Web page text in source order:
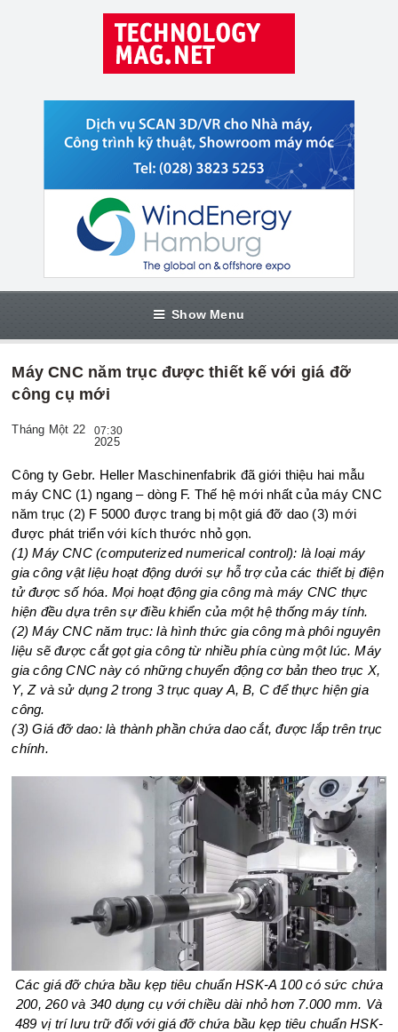
Show Menu
Máy CNC năm trục được thiết kế với giá đỡ
công cụ mới
Tháng Một 22 07:30
2025
Công ty Gebr. Heller Maschinenfabrik đã giới thiệu hai mẫu
máy CNC (1) ngang – dòng F. Thế hệ mới nhất của máy CNC
năm trục (2) F 5000 được trang bị một giá đỡ dao (3) mới
được phát triển với kích thước nhỏ gọn.
(1) Máy CNC (computerized numerical control): là loại máy
gia công vật liệu hoạt động dưới sự hỗ trợ của các thiết bị điện
tử được số hóa. Mọi hoạt động gia công mà máy CNC thực
hiện đều dựa trên sự điều khiển của một hệ thống máy tính.
(2) Máy CNC năm trục: là hình thức gia công mà phôi nguyên
liệu sẽ được cắt gọt gia công từ nhiều phía cùng một lúc. Máy
gia công CNC này có những chuyển động cơ bản theo trục X,
Y, Z và sử dụng 2 trong 3 trục quay A, B, C để thực hiện gia
công.
(3) Giá đỡ dao: là thành phần chứa dao cắt, được lắp trên trục
chính.
Các giá đỡ chứa bầu kẹp tiêu chuẩn HSK-A 100 có sức chứa
200, 260 và 340 dụng cụ với chiều dài nhỏ hơn 7.000 mm. Và
489 vị trí lưu trữ đối với giá đỡ chứa bầu kẹp tiêu chuẩn HSK-